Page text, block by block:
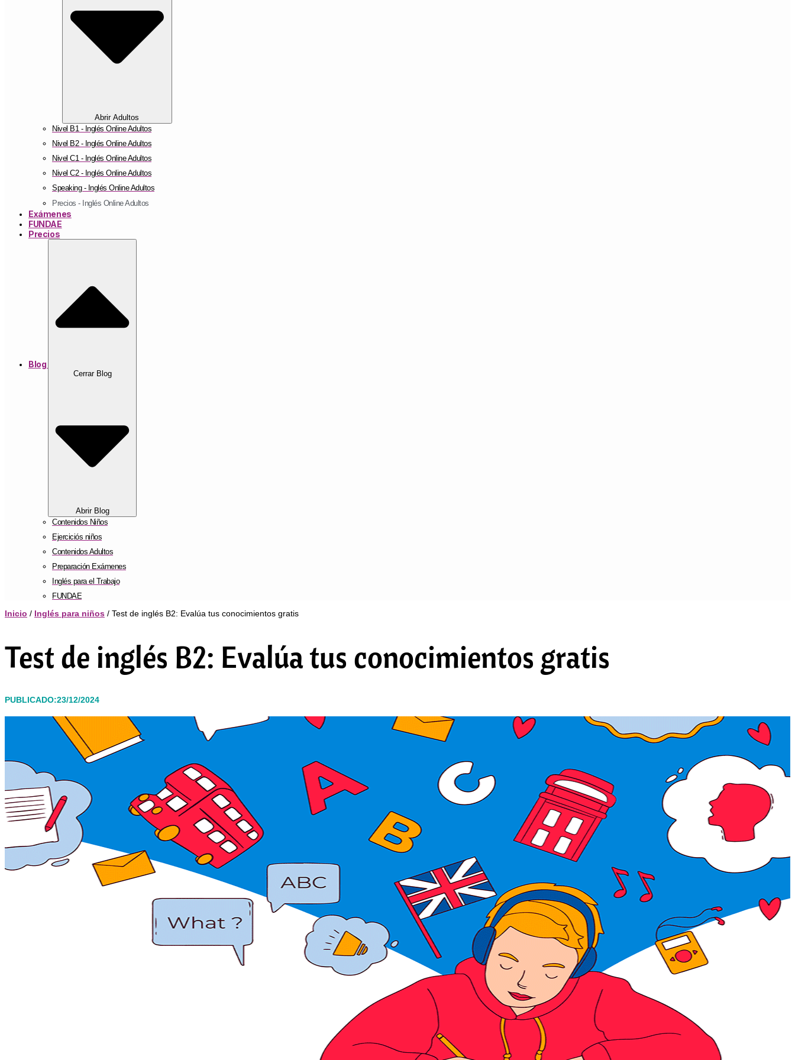
Abrir Adultos
Nivel B1 - Inglés Online Adultos
Nivel B2 - Inglés Online Adultos
Nivel C1 - Inglés Online Adultos
Nivel C2 - Inglés Online Adultos
Speaking - Inglés Online Adultos
Precios - Inglés Online Adultos
Exámenes
FUNDAE
Precios
Blog
Cerrar Blog
Abrir Blog
Contenidos Niños
Ejerciciós niños
Contenidos Adultos
Preparación Exámenes
Inglés para el Trabajo
FUNDAE
Inicio / Inglés para niños / Test de inglés B2: Evalúa tus conocimientos gratis
Test de inglés B2: Evalúa tus conocimientos gratis
PUBLICADO:23/12/2024